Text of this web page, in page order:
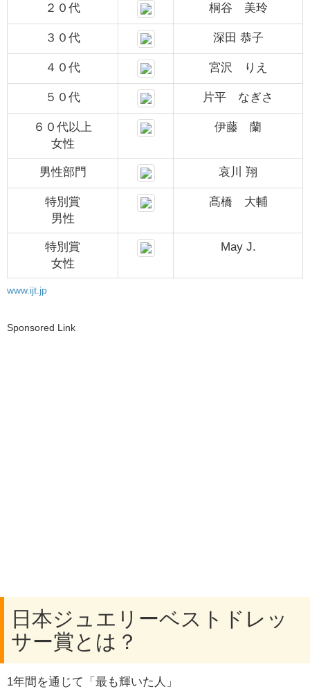
２０代 桐谷 美玲
３０代 深田 恭子
４０代 宮沢 りえ
５０代 片平 なぎさ
６０代以上
女性
伊藤 蘭
男性部門 哀川 翔
特別賞
男性
髙橋 大輔
特別賞
女性
May J.
www.ijt.jp
Sponsored Link
日本ジュエリーベストドレッ
サー賞とは？
1年間を通じて「最も輝いた人」